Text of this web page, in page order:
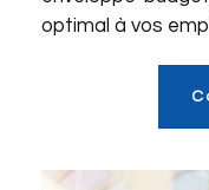
optimal à vos